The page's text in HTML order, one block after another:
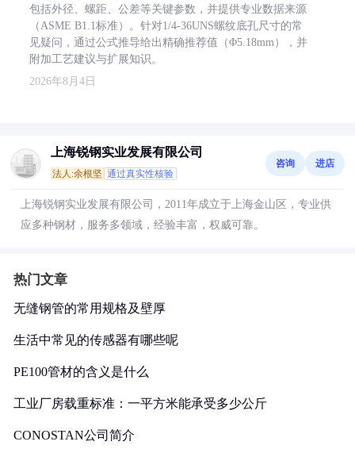
包括外径、螺距、公差等关键参数，并提供专业数据来源
（ASME B1.1标准）。针对1/4-36UNS螺纹底孔尺寸的常
见疑问，通过公式推导给出精确推荐值（Φ5.18mm），并
附加工艺建议与扩展知识。
2026年8月4日
上海锐钢实业发展有限公司
法人:余根坚 通过真实性核验
咨询 进店
上海锐钢实业发展有限公司，2011年成立于上海金山区，专业供
应多种钢材，服务多领域，经验丰富，权威可靠。
热门文章
无缝钢管的常用规格及壁厚
生活中常见的传感器有哪些呢
PE100管材的含义是什么
工业厂房载重标准：一平方米能承受多少公斤
CONOSTAN公司简介